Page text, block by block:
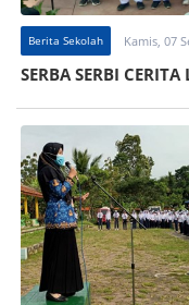
Berita Sekolah Kamis, 07
SERBA SERBI